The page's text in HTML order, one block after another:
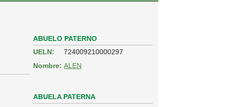
ABUELO PATERNO
UELN:
724009210000297
Nombre: ALEN
ABUELA PATERNA